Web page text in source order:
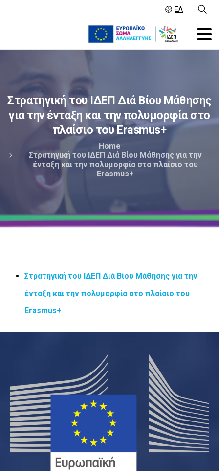
ΕΛ
Στρατηγική του ΙΔΕΠ Διά Βίου Μάθησης
για την ένταξη και τηνπολυμορφία στο
πλαίσιο τουErasmus+
Home
Στρατηγική του ΙΔΕΠ Διά Βίου Μάθησης για την
ένταξη και την πολυμορφία στο πλαίσιο του
Erasmus+
Στρατηγική του ΙΔΕΠ Διά Βίου Μάθησης για την
ένταξη και την πολυμορφία στο πλαίσιο του
Erasmus+